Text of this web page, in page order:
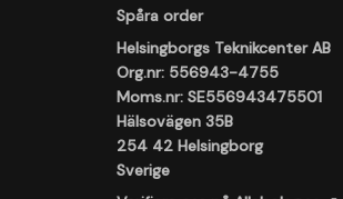
Spåra order
Helsingborgs Teknikcenter AB
Org.nr: 556943-4755
Moms.nr: SE556943475501
Hälsovägen 35B
254 42 Helsingborg
Sverige